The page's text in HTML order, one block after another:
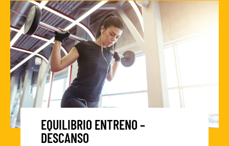
EQUILIBRIO ENTRENO –
DESCANSO